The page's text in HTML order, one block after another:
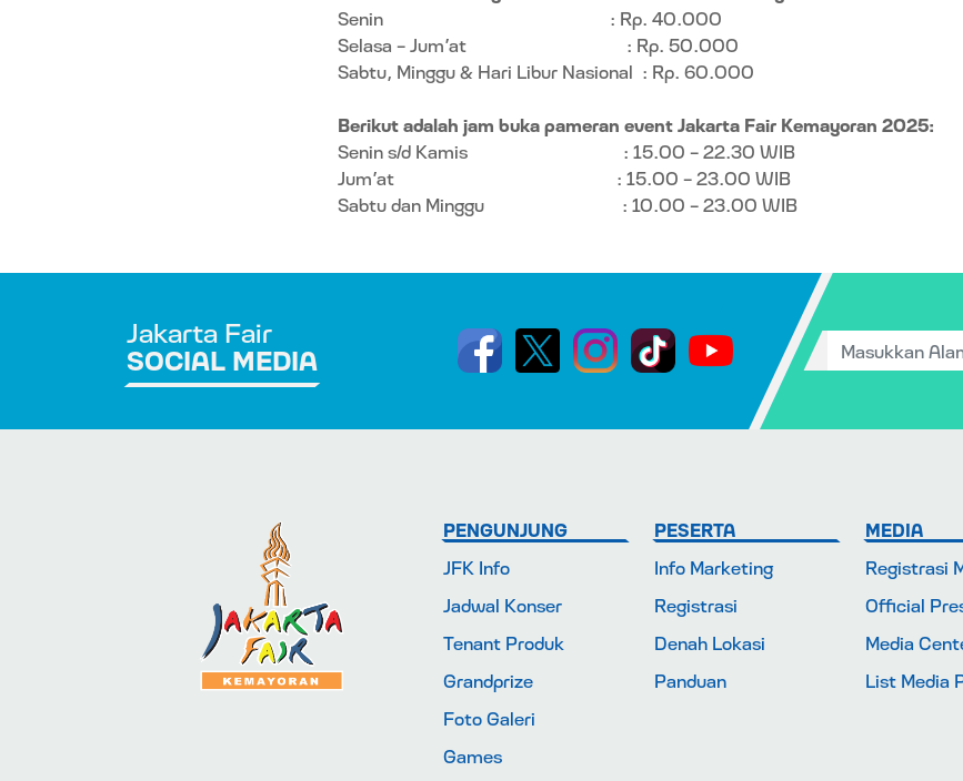
Senin
: Rp. 40.000
Selasa - Jum’at
: Rp. 50.000
Sabtu, Minggu & Hari Libur Nasional : Rp. 60.000
Berikut adalah jam buka pameran event Jakarta Fair Kemayoran 2025:
Senin s/d Kamis
: 15.00 - 22.30 WIB
Jum’at
: 15.00 – 23.00 WIB
Sabtu dan Minggu
: 10.00 - 23.00 WIB
Jakarta Fair
SOCIAL MEDIA
PENGUNJUNG
JFK Info
Jadwal Konser
Tenant Produk
Grandprize
Foto Galeri
Games
PESERTA
Info Marketing
Registrasi
Denah Lokasi
Panduan
MEDIA
Registrasi
Official
Media
List Media